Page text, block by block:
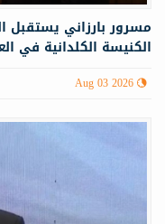
مسرور بارزاني يستقبل
الكنيسة الكلدانية في
Aug 03 2026